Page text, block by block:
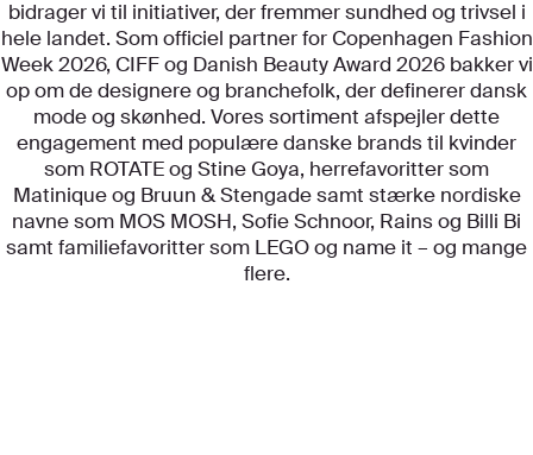
bidrager vi til initiativer, der fremmer sundhed og trivsel i
hele landet. Som officiel partner for Copenhagen Fashion
Week 2026, CIFF og Danish Beauty Award 2026 bakker vi
op om de designere og branchefolk, der definerer dansk
mode og skønhed. Vores sortiment afspejler dette
engagement med populære danske brands til kvinder
som ROTATE og Stine Goya, herrefavoritter som
Matinique og Bruun & Stengade samt stærke nordiske
navne som MOS MOSH, Sofie Schnoor, Rains og Billi Bi
samt familiefavoritter som LEGO og name it – og mange
flere.